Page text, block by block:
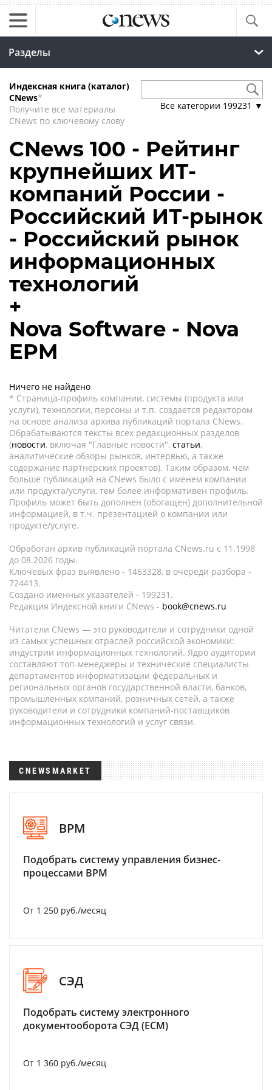
Разделы
Индексная книга (каталог)
CNews*
Получите все материалы
CNews по ключевому слову
Все категории 199231 ▼
CNews 100 - Рейтинг
крупнейших ИТ-
компаний России -
Российский ИТ-рынок
- Российский рынок
информационных
технологий
+
Nova Software - Nova
EPM
Ничего не найдено
* Страница-профиль компании, системы (продукта или
услуги), технологии, персоны и т.п. создается редактором
на основе анализа архива публикаций портала CNews.
Обрабатываются тексты всех редакционных разделов
(новости, включая "Главные новости", статьи,
аналитические обзоры рынков, интервью, а также
содержание партнёрских проектов). Таким образом, чем
больше публикаций на CNews было с именем компании
или продукта/услуги, тем более информативен профиль.
Профиль может быть дополнен (обогащен) дополнительной
информацией, в т.ч. презентацией о компании или
продукте/услуге.
Обработан архив публикаций портала CNews.ru c 11.1998
до 08.2026 годы.
Ключевых фраз выявлено - 1463328, в очереди разбора -
724413.
Создано именных указателей - 199231.
Редакция Индексной книги CNews - book@cnews.ru
Читатели CNews — это руководители и сотрудники одной
из самых успешных отраслей российской экономики:
индустрии информационных технологий. Ядро аудитории
составляют топ-менеджеры и технические специалисты
департаментов информатизации федеральных и
региональных органов государственной власти, банков,
промышленных компаний, розничных сетей, а также
руководители и сотрудники компаний-поставщиков
информационных технологий и услуг связи.
CNEWSMARKET
BPM
Подобрать систему управления бизнес-
процессами BPM
От 1 250 руб./месяц
СЭД
Подобрать систему электронного
документооборота СЭД (ECM)
От 1 360 руб./месяц